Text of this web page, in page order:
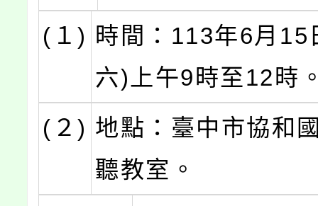
(１) 時間：113年6月15
六)上午9時至12時
(２) 地點：臺中市協和
聽教室。